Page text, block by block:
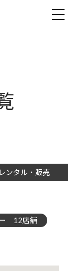
ンタル・販売
ー 12店舗